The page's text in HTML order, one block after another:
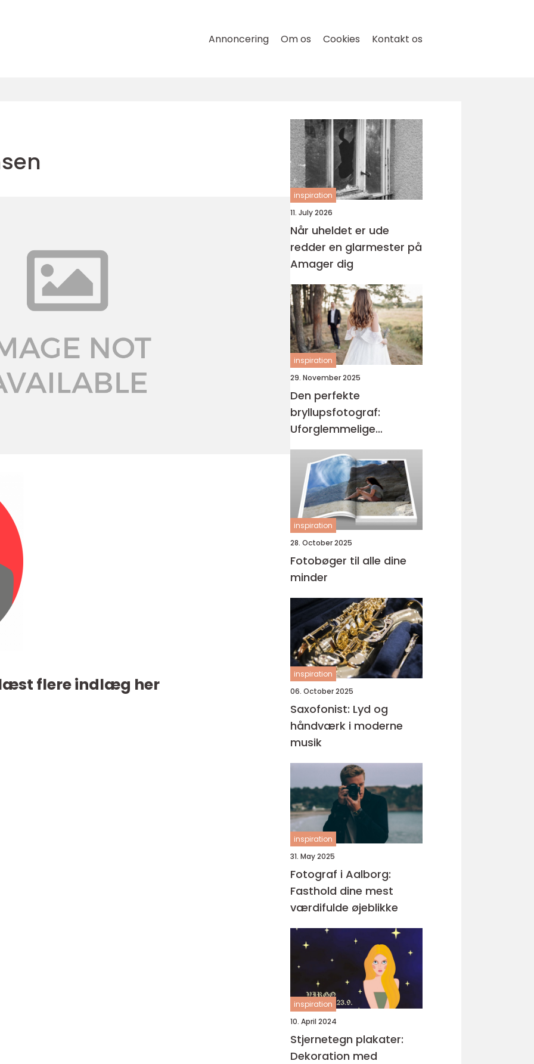
Annoncering Om os Cookies Kontakt os
flere indlæg her
inspiration
11. July 2026
Når uheldet er ude
redder en glarmester på
Amager dig
inspiration
29. November 2025
Den perfekte
bryllupsfotograf:
Uforglemmelige
øjeblikke
inspiration
28. October 2025
Fotobøger til alle dine
minder
inspiration
06. October 2025
Saxofonist: Lyd og
håndværk i moderne
musik
inspiration
31. May 2025
Fotograf i Aalborg:
Fasthold dine mest
værdifulde øjeblikke
inspiration
10. April 2024
Stjernetegn plakater:
Dekoration med